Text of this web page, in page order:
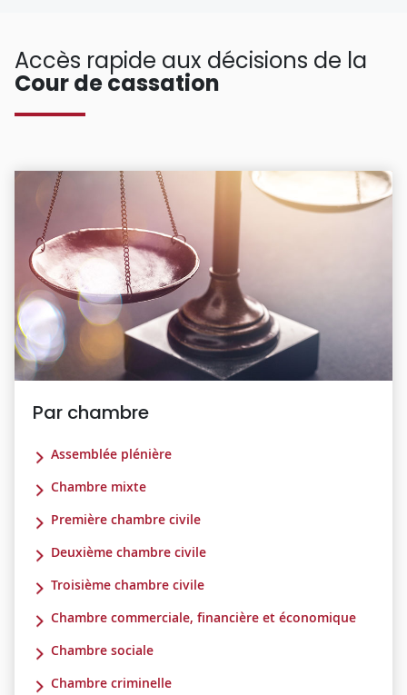
Accès rapide aux décisions de la
Cour de cassation
Par chambre
Assemblée plénière
Chambre mixte
Première chambre civile
Deuxième chambre civile
Troisième chambre civile
Chambre commerciale, financière et économique
Chambre sociale
Chambre criminelle